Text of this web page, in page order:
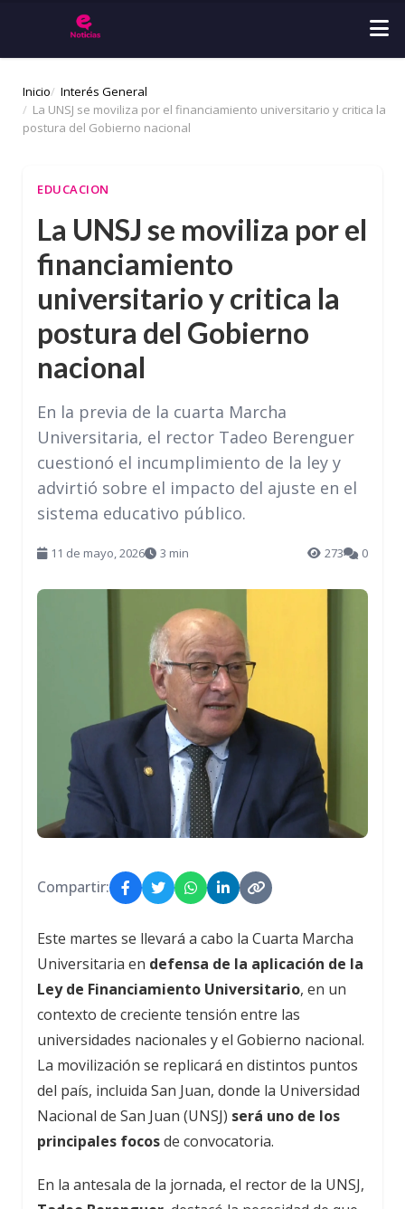
Inicio
Interés General
La UNSJ se moviliza por el financiamiento universitario y critica la
postura del Gobierno nacional
EDUCACION
La UNSJ se moviliza por el
financiamiento
universitario y critica la
postura del Gobierno
nacional
En la previa de la cuarta Marcha
Universitaria, el rector Tadeo Berenguer
cuestionó el incumplimiento de la ley y
advirtió sobre el impacto del ajuste en el
sistema educativo público.
11 de mayo, 2026 3 min 273 0
Compartir:
Este martes se llevará a cabo la Cuarta Marcha
Universitaria en defensa de la aplicación de la
Ley de Financiamiento Universitario, en un
contexto de creciente tensión entre las
universidades nacionales y el Gobierno nacional.
La movilización se replicará en distintos puntos
del país, incluida San Juan, donde la Universidad
Nacional de San Juan (UNSJ) será uno de los
principales focosde convocatoria.
En la antesala de la jornada, el rector de la UNSJ,